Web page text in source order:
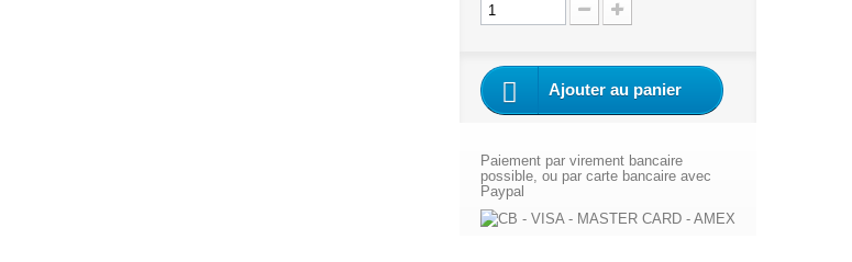
Ajouter au panier
Paiement par virement bancaire
possible, ou par carte bancaire avec
Paypal